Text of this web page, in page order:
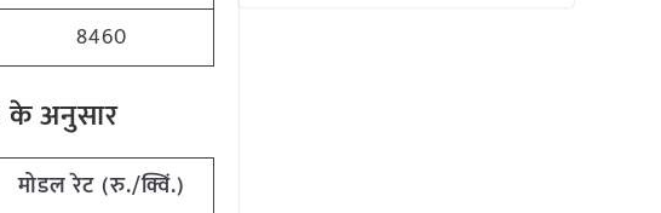
8460
के अनुसार
मोडल रेट (रु./क्विं.)